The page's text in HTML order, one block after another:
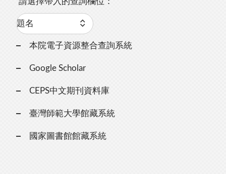
本院電子資源整合查詢系統
Google Scholar
CEPS中文期刊資料庫
臺灣師範大學館藏系統
國家圖書館館藏系統